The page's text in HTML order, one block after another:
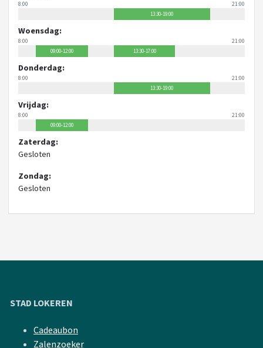
8:00 21:00
13:30-19:00
Woensdag:
8:00 21:00
09:00-12:00 13:30-17:00
Donderdag:
8:00 21:00
13:30-19:00
Vrijdag:
8:00 21:00
09:00-12:00
Zaterdag:
Gesloten
Zondag:
Gesloten
STAD LOKEREN
Cadeaubon
Zalenzoeker